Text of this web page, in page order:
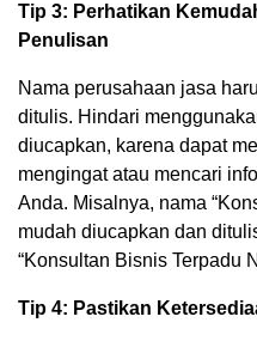
Tip 3: Perhatikan
Penulisan
Nama perusahaan jasa
ditulis. Hindari
diucapkan, karena dapat
mengingat atau mencari
Anda. Misalnya, nama
mudah diucapkan dan
“Konsultan Bisnis Terpadu
Tip 4: Pastikan